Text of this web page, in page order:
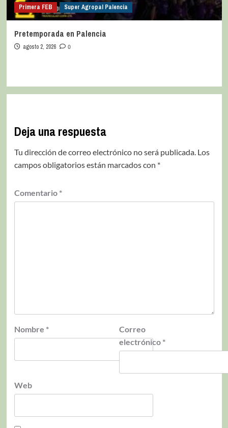
Primera FEB Super Agropal Palencia
Pretemporada en Palencia
agosto 2, 2026 0
Deja una respuesta
Tu dirección de correo electrónico no será publicada. Los
campos obligatorios están marcados con *
Comentario *
Nombre *
Correo
electrónico *
Web